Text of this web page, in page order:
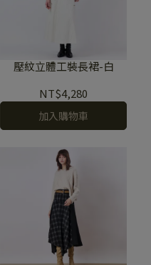
壓紋立體工裝長裙-白
NT$4,280
加入購物車